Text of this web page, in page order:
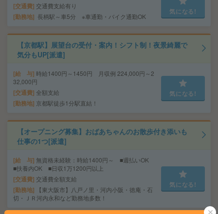
交通費 交通費支給有り
勤務地 長柄駅～車5分 ※車通勤・バイク通勤OK
気になる!
【京都駅】展望台の受付・案内！シフト制！夜景綺麗で
気分もUP[派遣]
給 与 時給1400円～1450円 月収例 224,000円～2
32,000円
交通費 全額支給
勤務地 京都駅徒歩1分駅直結！
気になる!
【オープニング募集】おばあちゃんのお散歩付き添いも
仕事の1つ[派遣]
給 与 無資格未経験：時給1400円～ ■週払いOK
■扶養内OK ■日収1万1200円以上
交通費 交通費全額支給
勤務地
【東大阪市】八戸ノ里・河内小阪・徳庵・石
切・ＪＲ河内永和など勤務地多数！
気になる!